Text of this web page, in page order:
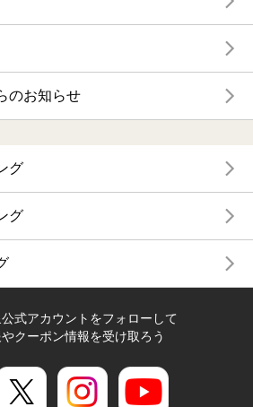
のお知らせ
グ
グ
式アカウントをフォローして
クーポン情報を受け取ろう